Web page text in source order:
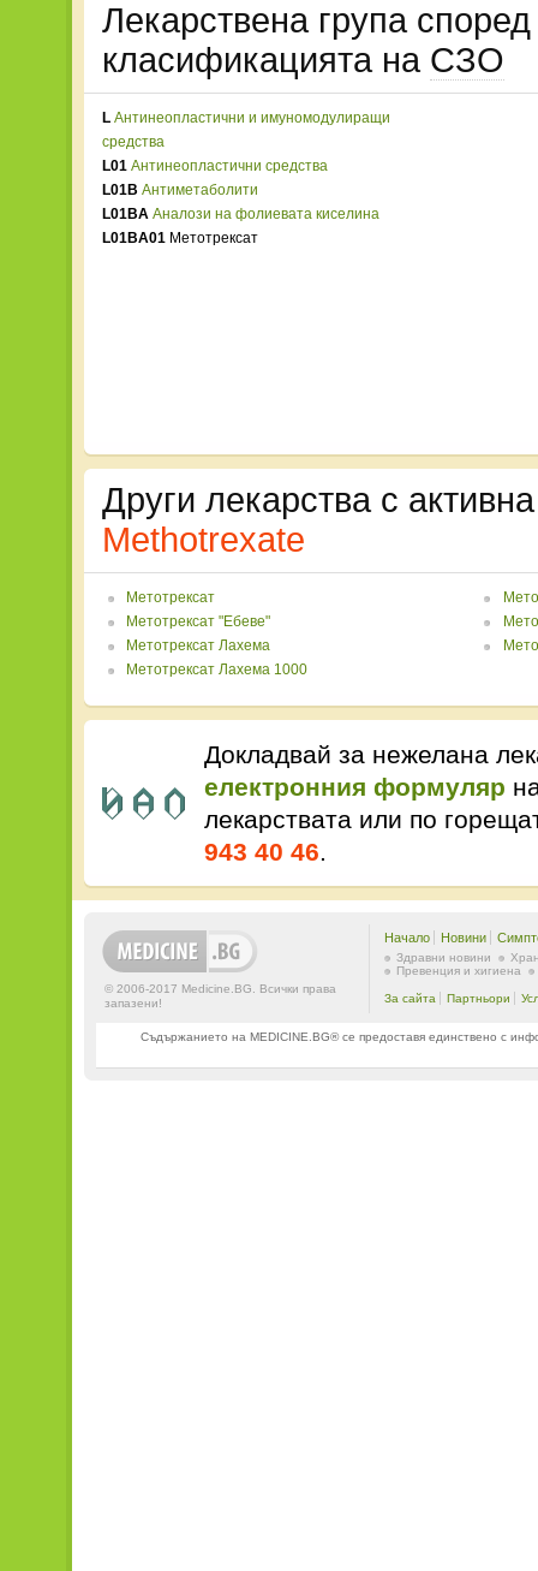
Лекарствена група
класификацията на СЗО
L Антинеопластични и имуномодулиращи
средства
L01 Антинеопластични средства
L01B Антиметаболити
L01BA Аналози на фолиевата киселина
L01BA01 Метотрексат
Други лекарства с
Methotrexate
Метотрексат
Метотрексат "Ебеве"
Метотрексат Лахема
Метотрексат Лахема 1000
Докладвай за нежелана
електронния формуляр
лекарствата или по
943 40 46.
© 2006-2017 Medicine.BG. Всички права
запазени!
Начало Новини
Здравни новини
Превенция и хигиена
За сайта Партньори
Съдържанието на MEDICINE.BG® се предоставя единствено с